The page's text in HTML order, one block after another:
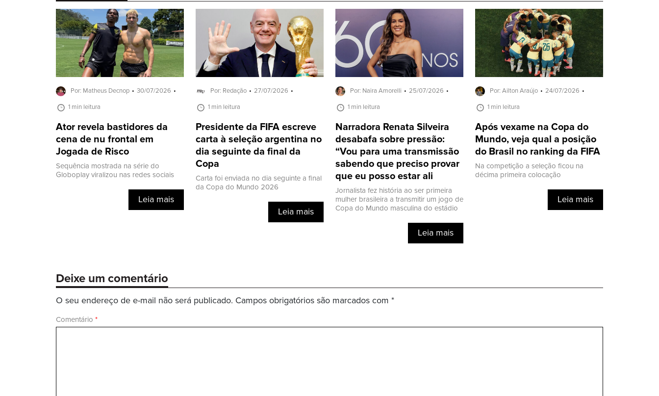
Por: Matheus Decnop 30/07/2026
1 min leitura
Ator revela bastidores da
cena de nu frontal em
Jogada de Risco
Sequência mostrada na série do
Globoplay viralizou nas redes sociais
Leia mais
Por: Redação 27/07/2026
1 min leitura
Presidente da FIFA escreve
carta à seleção argentina no
dia seguinte da final da
Copa
Carta foi enviada no dia seguinte a final
da Copa do Mundo 2026
Leia mais
Por: Naira Amorelli 25/07/2026
1 min leitura
Narradora Renata Silveira
desabafa sobre pressão:
“Vou para uma transmissão
sabendo que preciso provar
que eu posso estar ali
Jornalista fez história ao ser primeira
mulher brasileira a transmitir um jogo de
Copa do Mundo masculina do estádio
Leia mais
Por: Ailton Araújo 24/07/2026
1 min leitura
Após vexame na Copa do
Mundo, veja qual a posição
do Brasil no ranking da FIFA
Na competição a seleção ficou na
décima primeira colocação
Leia mais
Deixe um comentário
O seu endereço de e-mail não será publicado. Campos obrigatórios são marcados com *
Comentário *